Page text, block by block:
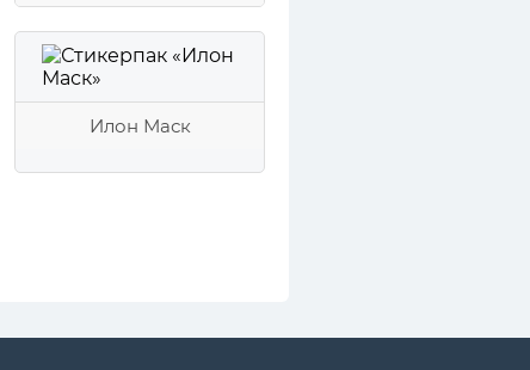
Илон Маск